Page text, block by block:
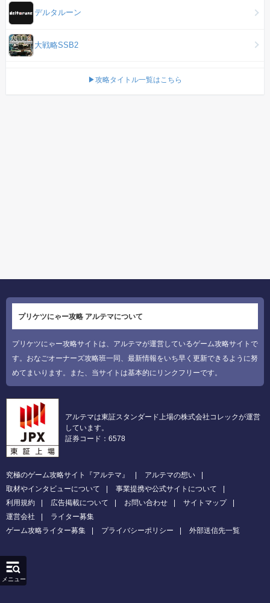
デルタルーン
大戦略SSB2
▶攻略タイトル一覧はこちら
プリケツにゃー攻略 アルテマについて
プリケツにゃー攻略サイトは、アルテマが運営しているゲーム攻略サイトで
す。おなごオーナーズ攻略班一同、最新情報をいち早く更新できるように努
めてまいります。また、当サイトは基本的にリンクフリーです。
アルテマは東証スタンダード上場の株式会社コレックが運営
しています。
証券コード：6578
究極のゲーム攻略サイト『アルテマ』
アルテマの想い
取材やインタビューについて
事業提携や公式サイトについて
利用規約
広告掲載について お問い合わせ
サイトマップ
運営会社
ライター募集
ゲーム攻略ライター募集
プライバシーポリシー 外部送信先一覧
メニュー